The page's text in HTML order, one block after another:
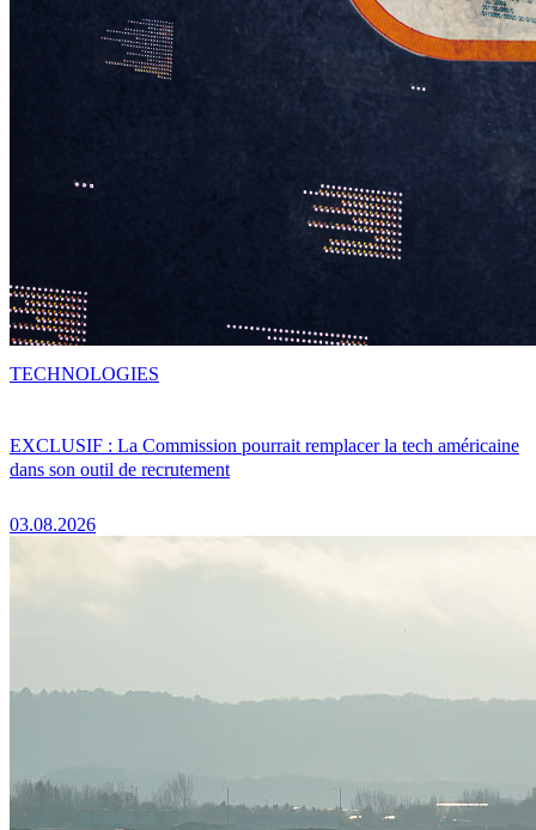
EXCLUSIF : La Commission pourrait remplacer la tech américaine
dans son outil de recrutement
03.08.2026
TECHNOLOGIES